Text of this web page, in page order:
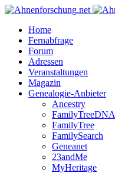
Home
Fernabfrage
Forum
Adressen
Veranstaltungen
Magazin
Genealogie-Anbieter
Ancestry
FamilyTreeDNA
FamilyTree
FamilySearch
Geneanet
23andMe
MyHeritage